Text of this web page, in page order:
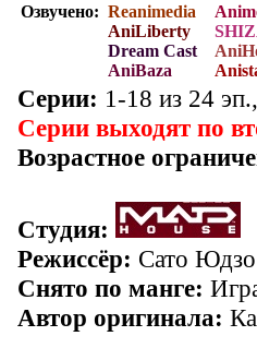
Озвучено: Reanimedia
AniLiberty
Dream Cast
AniBaza
Серии: 1-18 из 24
Серии выходят по
Возрастное
Студия:
Режиссёр: Сато Юдзо
Снято по манге:
Автор оригинала: